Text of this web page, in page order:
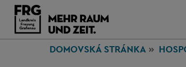
DOMOVSKÁ STRÁNKA